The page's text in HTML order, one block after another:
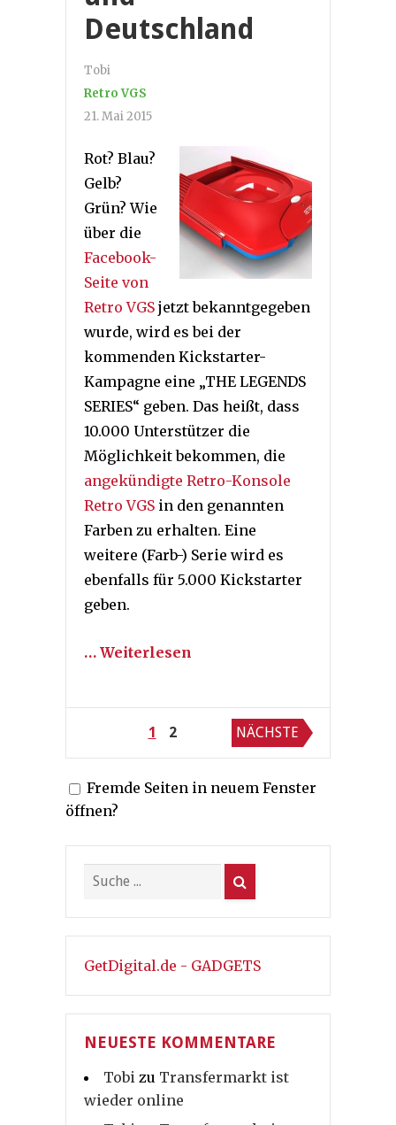
Deutschland
Tobi
Retro VGS
21. Mai 2015
Rot? Blau?
Gelb?
Grün? Wie
über die
Facebook-
Seite von
Retro VGS jetzt bekanntgegeben
wurde, wird es bei der
kommenden Kickstarter-
Kampagne eine „THE LEGENDS
SERIES“ geben. Das heißt, dass
10.000 Unterstützer die
Möglichkeit bekommen, die
angekündigte Retro-Konsole
Retro VGS in den genannten
Farben zu erhalten. Eine
weitere (Farb-) Serie wird es
ebenfalls für 5.000 Kickstarter
geben.
… Weiterlesen
Seitennummerierung
der
Beiträge
1 2 NÄCHSTE
Fremde Seiten in neuem Fenster
öffnen?
GetDigital.de - GADGETS
NEUESTE KOMMENTARE
Tobi zu Transfermarkt ist
wieder online